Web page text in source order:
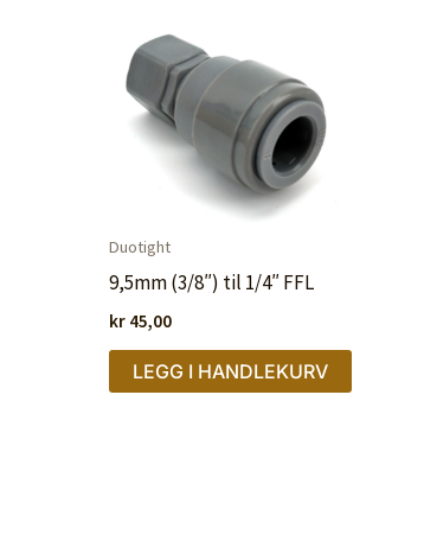
Duotight
9,5mm (3/8″) til 1/4″ FFL
kr 45,00
LEGG I HANDLEKURV